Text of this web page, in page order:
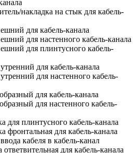
накладка на стык для кабель-
для кабель-канала
для настенного кабель-канала
для плинтусного кабель-
для кабель-канала
для настенного кабель-
для кабель-канала
для настенного кабель-
для плинтусного кабель-канала
фронтальная для кабель-канала
кабеля в кабель-канал
ответвительная для кабель-канала